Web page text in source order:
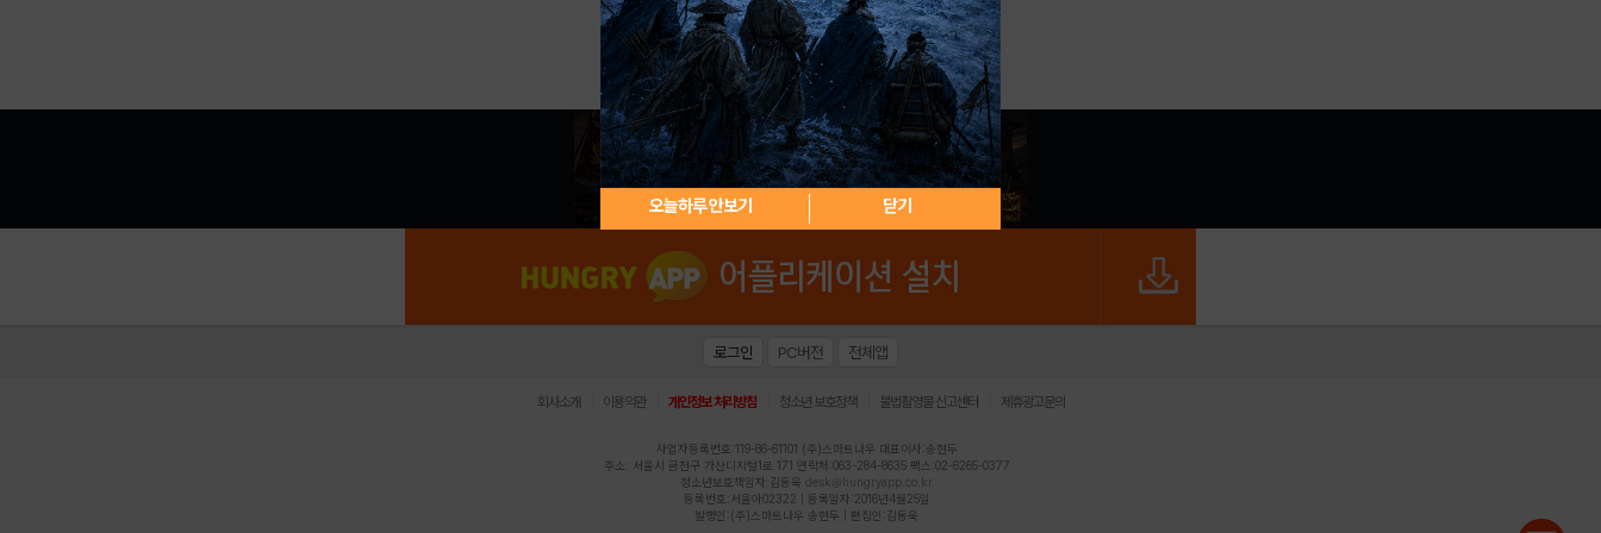
아이디 / 비밀번호 찾기 회원가입
오늘하루 안보기 닫기
로그인 PC버전 전체앱
회사소개 이용약관 개인정보 처리방침 청소년 보호정책 불법촬영물 신고센터 제휴광고문의
사업자등록번호:119-86-61101 (주)스마트나우 대표이사:송현두
주소: 서울시 금천구 가산디지털1로 171 연락처:063-284-8635 팩스:02-6265-0377
청소년보호책임자:김동욱 desk@hungryapp.co.kr
등록번호:서울아02322 | 등록일자:2016년4월25일
발행인:(주)스마트나우 송현두 | 편집인:김동욱